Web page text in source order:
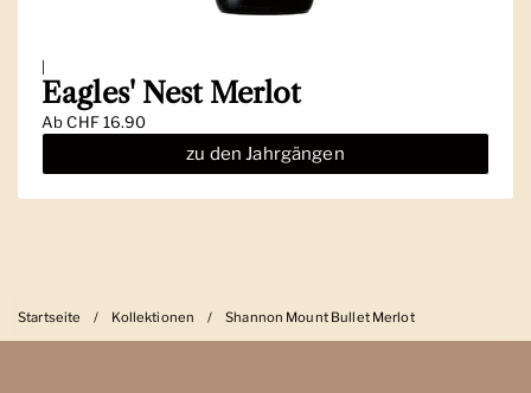
|
Eagles' Nest Merlot
AbCHF 16.90
zu den Jahrgängen
Startseite / Kollektionen / Shannon Mount Bullet Merlot